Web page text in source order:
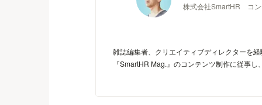
株式会社SmartHR コン
雑誌編集者、クリエイティブディレクターを
『SmartHR Mag.』のコンテンツ制作に従事